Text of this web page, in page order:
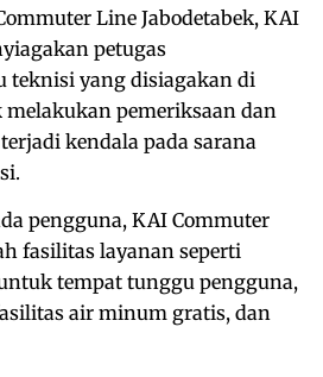
Line Jabodetabek, KAI
petugas
teknisi yang disiagakan di
pemeriksaan dan
kendala pada sarana
pengguna, KAI Commuter
fasilitas layanan seperti
tempat tunggu pengguna,
air minum gratis, dan